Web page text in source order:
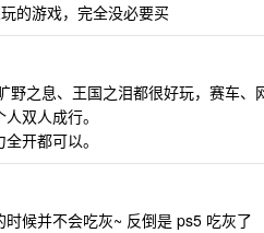
的游戏，完全没必要买
之息、王国之泪都很好玩，赛车、
双人成行。
开都可以。
候并不会吃灰~ 反倒是 ps5 吃灰了